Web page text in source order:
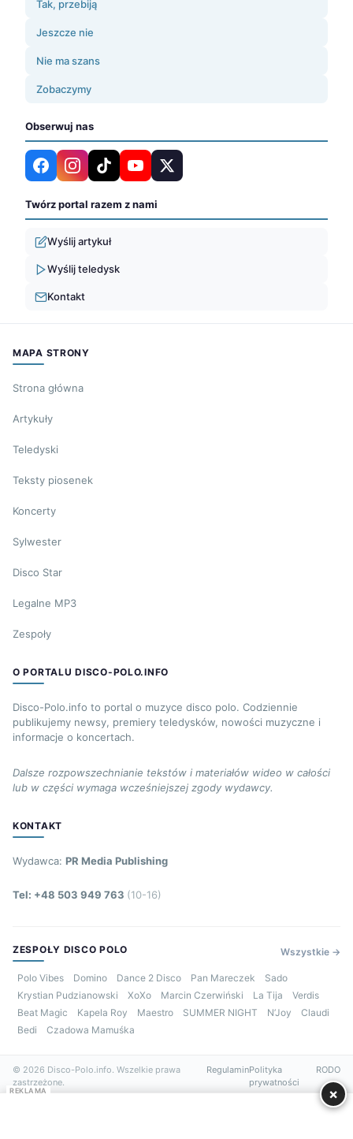
Tak, przebiją
Jeszcze nie
Nie ma szans
Zobaczymy
Obserwuj nas
Twórz portal razem z nami
Wyślij artykuł
Wyślij teledysk
Kontakt
MAPA STRONY
Strona główna
Artykuły
Teledyski
Teksty piosenek
Koncerty
Sylwester
Disco Star
Legalne MP3
Zespoły
O PORTALU DISCO-POLO.INFO
Disco-Polo.info to portal o muzyce disco polo. Codziennie
publikujemy newsy, premiery teledysków, nowości muzyczne i
informacje o koncertach.
Dalsze rozpowszechnianie tekstów i materiałów wideo w całości
lub w części wymaga wcześniejszej zgody wydawcy.
KONTAKT
Wydawca: PR Media Publishing
Tel: +48 503 949 763 (10-16)
ZESPOŁY DISCO POLO Wszystkie →
Polo Vibes Domino Dance 2 Disco Pan Mareczek
Sado
Krystian Pudzianowski
XoXo Marcin Czerwiński La Tija
Verdis
Beat Magic
Kapela Roy Maestro SUMMER NIGHT N’Joy
Claudi
Bedi
Czadowa Mamuśka
© 2026 Disco-Polo.info. Wszelkie prawa
zastrzeżone.
RegulaminPolityka
prywatności
RODO
REKLAMA ×